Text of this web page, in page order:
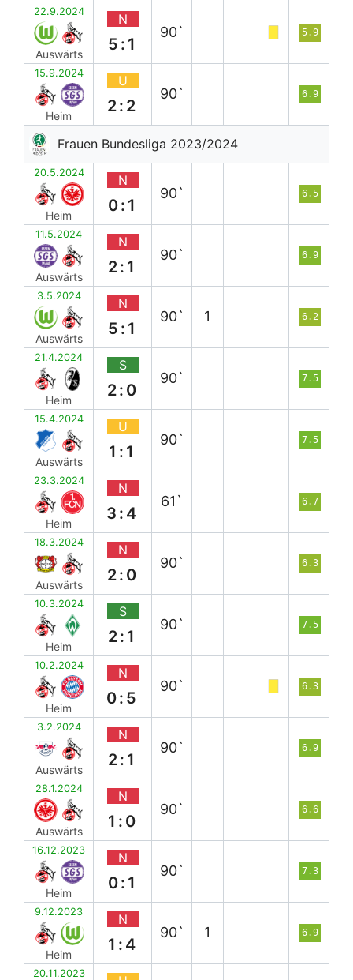
22.9.2024
Auswärts
N
5:1
90` 5.9
15.9.2024
Heim
U
2:2
90` 6.9
Frauen Bundesliga 2023/2024
20.5.2024
Heim
N
0:1
90` 6.5
11.5.2024
Auswärts
N
2:1
90` 6.9
3.5.2024
Auswärts
N
5:1
90` 1 6.2
21.4.2024
Heim
S
2:0
90` 7.5
15.4.2024
Auswärts
U
1:1
90` 7.5
23.3.2024
Heim
N
3:4
61` 6.7
18.3.2024
Auswärts
N
2:0
90` 6.3
10.3.2024
Heim
S
2:1
90` 7.5
10.2.2024
Heim
N
0:5
90` 6.3
3.2.2024
Auswärts
N
2:1
90` 6.9
28.1.2024
Auswärts
N
1:0
90` 6.6
16.12.2023
Heim
N
0:1
90` 7.3
9.12.2023
Heim
N
1:4
90` 1 6.9
20.11.2023